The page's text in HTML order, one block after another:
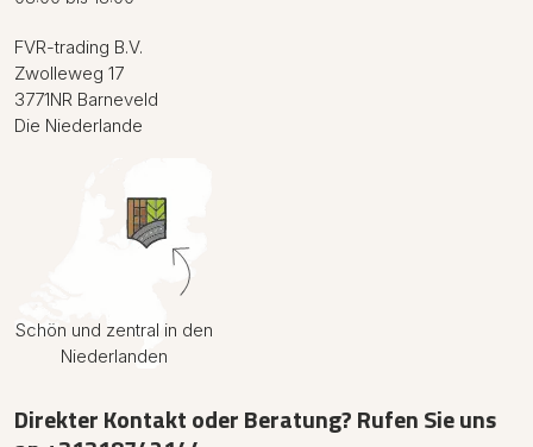
FVR-trading B.V.
Zwolleweg 17
3771NR Barneveld
Die Niederlande
Schön und zentral in den
Niederlanden
Direkter Kontakt oder Beratung? Rufen Sie uns